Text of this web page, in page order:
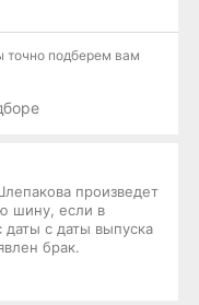
точно подберем вам
произведет
шину, если в
даты с даты выпуска
брак.